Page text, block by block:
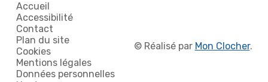
Accueil
Accessibilité
Contact
Plan du site
Cookies
Mentions légales
Données personnelles
© Réalisé par Mon Clocher.